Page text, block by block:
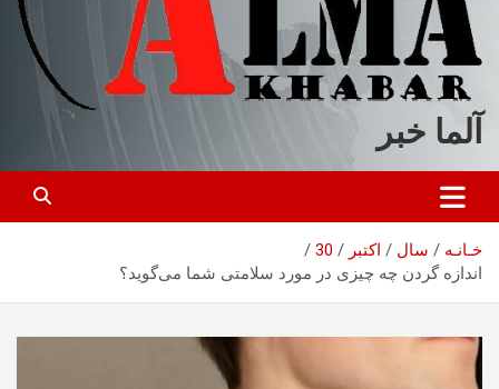
آلما خبر
خـانـه سال اکتبر
30
اندازه گردن چه چیزی در مورد سلامتی شما می‌گوید؟